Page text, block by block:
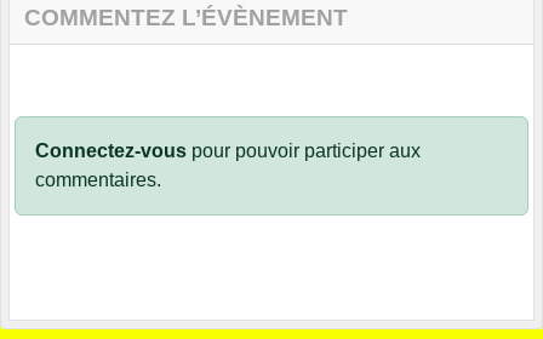
COMMENTEZ L’ÉVÈNEMENT
Connectez-vous pour pouvoir participer aux
commentaires.